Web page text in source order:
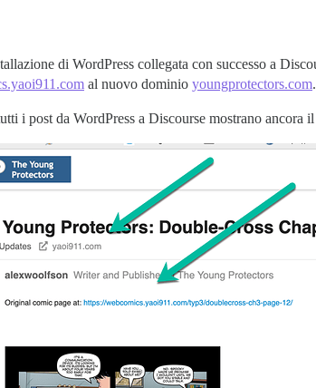
di WordPress collegata con successo a
al nuovo dominio youngprotectors.com
i post da WordPress a Discourse mostrano ancora